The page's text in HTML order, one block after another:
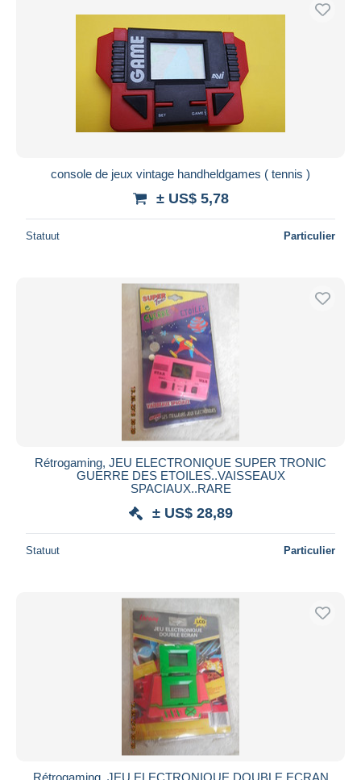
console de jeux vintage handheldgames ( tennis )
± US$ 5,78
Statuut Particulier
Rétrogaming, JEU ELECTRONIQUE SUPER TRONIC
GUERRE DES ETOILES..VAISSEAUX
SPACIAUX..RARE
± US$ 28,89
Statuut Particulier
Rétrogaming, JEU ELECTRONIQUE DOUBLE ECRAN